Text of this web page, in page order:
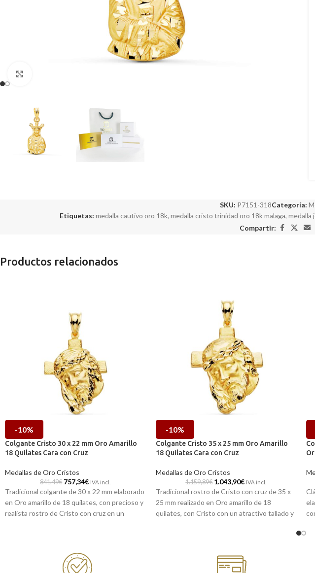
SKU: P7151-318Categoría:
Etiquetas: medalla cautivo oro 18k, medalla cristo trinidad oro 18k malaga, medalla
Compartir:
Productos relacionados
-10%
Colgante Cristo 30 x 22 mm Oro Amarillo
18 Quilates Cara con Cruz
Medallas de Oro Cristos
841,49€ 757,34€ IVA incl.
Tradicional colgante de 30 x 22 mm elaborado
en Oro amarillo de 18 quilates, con precioso y
realista rostro de Cristo con cruz en un
encargándola online te la enviamos a casa.
-10%
Colgante Cristo 35 x 25 mm Oro Amarillo
18 Quilates Cara con Cruz
Medallas de Oro Cristos
1.159,89€ 1.043,90€ IVA incl.
Tradicional rostro de Cristo con cruz de 35 x
25 mm realizado en Oro amarillo de 18
quilates, con Cristo con un atractivo tallado y
encargándola online te la enviamos a casa.